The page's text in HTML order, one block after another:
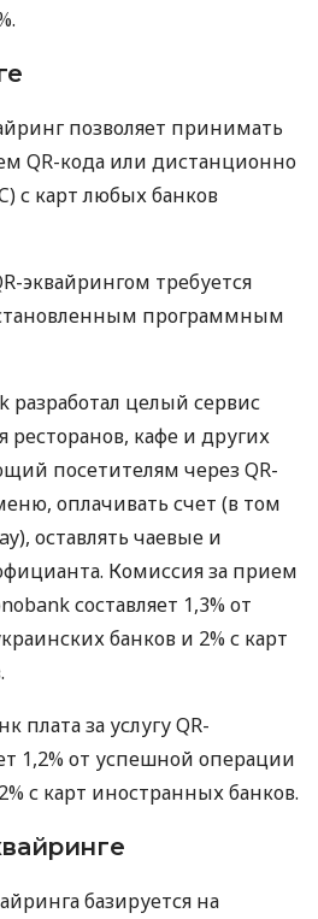
позволяет принимать
QR-кода или дистанционно
с карт любых банков
эквайрингом требуется
программным
целый сервис
ресторанов, кафе и других
посетителям через QR-
оплачивать счет (в том
оставлять чаевые и
Комиссия за прием
составляет 1,3% от
банков и 2% с карт
плата за услугу QR-
1,2% от успешной операции
с карт иностранных банков.
базируется на